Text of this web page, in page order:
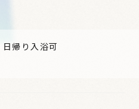
日帰り入浴可